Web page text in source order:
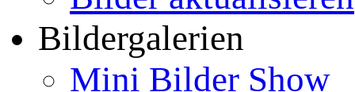
Bildergalerien
Mini Bilder Show